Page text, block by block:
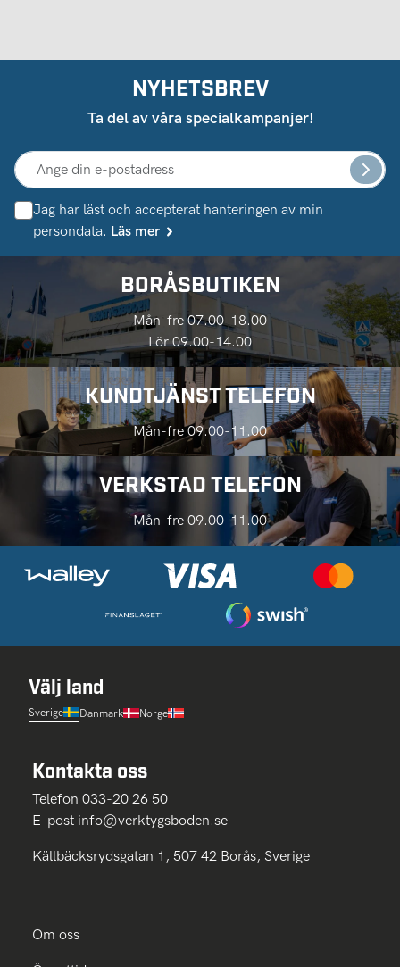
NYHETSBREV
Ta del av våra specialkampanjer!
Jag har läst och accepterat hanteringen av min
persondata. Läs mer
BORÅSBUTIKEN
Mån-fre 07.00-18.00
Lör 09.00-14.00
KUNDTJÄNST TELEFON
Mån-fre 09.00-11.00
VERKSTAD TELEFON
Mån-fre 09.00-11.00
Välj land
Sverige Danmark Norge
Kontakta oss
Telefon 033-20 26 50
E-post info@verktygsboden.se
Källbäcksrydsgatan 1, 507 42 Borås, Sverige
Om oss